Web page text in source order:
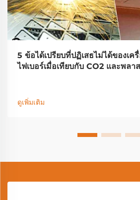
5 ข้อได้เปรียบที่ปฏิเสธไม่ได้ของเค
ไฟเบอร์เมื่อเทียบกับ CO2 และพลา
ดูเพิ่มเติม